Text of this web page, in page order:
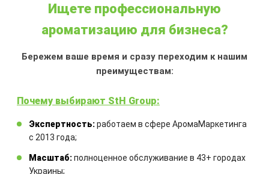
Закажите технический расчет
Ищете профессиональную
ароматизацию для бизнеса?
Бережем ваше время и сразу переходим к нашим
преимуществам:
Почему выбирают StH Group:
Экспертность:работаем в сфере АромаМаркетинга
с 2013 года;
Масштаб:полноценное обслуживание в 43+ городах
Украины;